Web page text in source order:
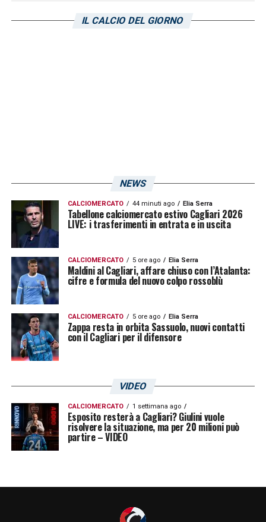
bianconeri è entrata in una fase di stallo che
IL CALCIO DEL GIORNO
NEWS
CALCIOMERCATO 44 minuti ago Elia Serra
Tabellone calciomercato estivo Cagliari 2026
LIVE: i trasferimenti in entrata e in uscita
CALCIOMERCATO 5 ore ago Elia Serra
Maldini al Cagliari, affare chiuso con l’Atalanta:
cifre e formula del nuovo colpo rossoblù
CALCIOMERCATO 5 ore ago Elia Serra
Zappa resta in orbita Sassuolo, nuovi contatti
con il Cagliari per il difensore
VIDEO
CALCIOMERCATO 1 settimana ago
Esposito resterà a Cagliari? Giulini vuole
risolvere la situazione, ma per 20 milioni può
partire – VIDEO